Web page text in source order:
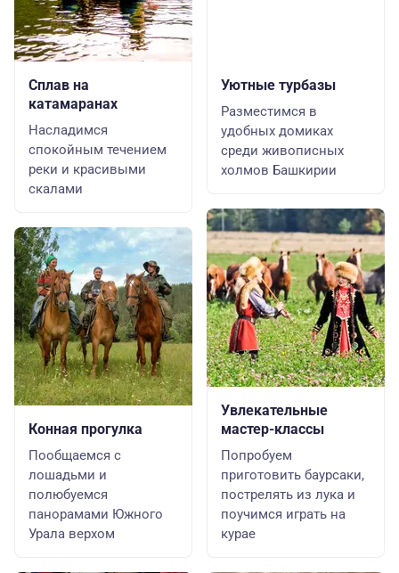
Сплав на
катамаранах
Насладимся
спокойным течением
реки и красивыми
скалами
Конная прогулка
Пообщаемся с
лошадьми и
полюбуемся
панорамами Южного
Урала верхом
Уютные турбазы
Разместимся в
удобных домиках
среди живописных
холмов Башкирии
Увлекательные
мастер-классы
Попробуем
приготовить баурсаки,
пострелять из лука и
поучимся играть на
курае